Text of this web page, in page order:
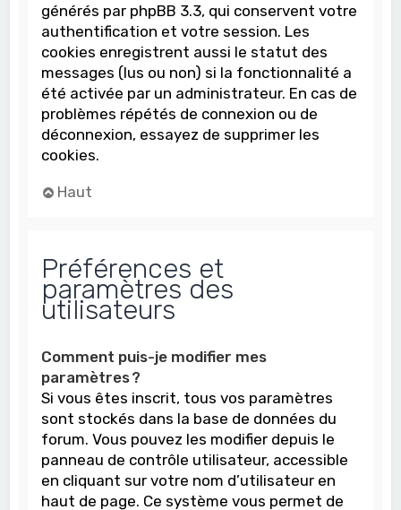
générés par phpBB 3.3, qui conservent votre
authentification et votre session. Les
cookies enregistrent aussi le statut des
messages (lus ou non) si la fonctionnalité a
été activée par un administrateur. En cas de
problèmes répétés de connexion ou de
déconnexion, essayez de supprimer les
cookies.
Haut
Préférences et
paramètres des
utilisateurs
Comment puis-je modifier mes
paramètres ?
Si vous êtes inscrit, tous vos paramètres
sont stockés dans la base de données du
forum. Vous pouvez les modifier depuis le
panneau de contrôle utilisateur, accessible
en cliquant sur votre nom d’utilisateur en
haut de page. Ce système vous permet de